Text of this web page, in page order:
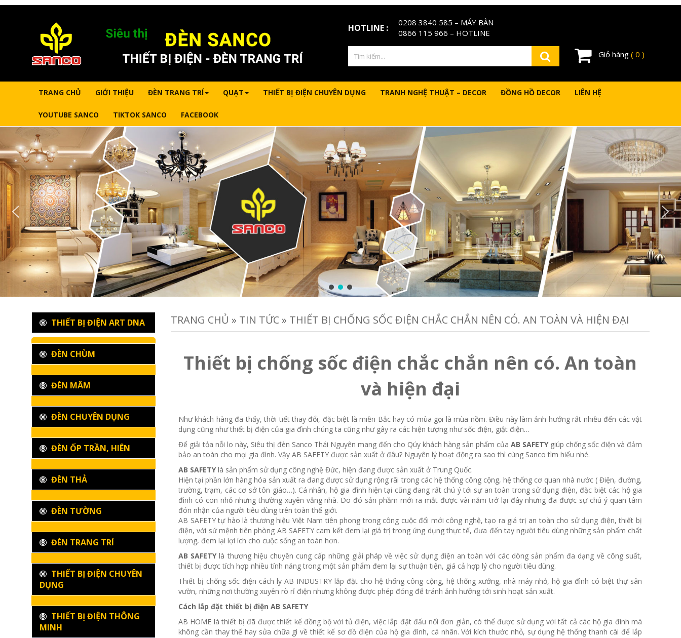
HOTLINE : 0208 3840 585 – MÁY BÀN
0866 115 966 – HOTLINE
Giỏ hàng ( 0 )
TRANG CHỦ GIỚI THIỆU ĐÈN TRANG TRÍ QUẠT THIẾT BỊ ĐIỆN CHUYÊN DỤNG TRANH NGHỆ THUẬT – DECOR ĐỒNG HỒ DECOR LIÊN HỆ
YOUTUBE SANCO TIKTOK SANCO FACEBOOK
TRANG CHỦ » TIN TỨC» THIẾT BỊ CHỐNG SỐC ĐIỆN CHẮC CHẮN NÊN CÓ. AN TOÀN VÀ HIỆN ĐẠI
Thiết bị chống sốc điện chắc chắn nên có. An toàn
và hiện đại
Như khách hàng đã thấy, thời tiết thay đổi, đặc biệt là miền Bắc hay có mùa gọi là mùa nồm. Điều này làm ảnh hưởng rất nhiều đến các vật
dụng cũng như thiết bị điện của gia đình chúng ta cũng như gây ra các hiện tượng như sốc điện, giật điện…
Để giải tỏa nỗi lo này, Siêu thị đèn Sanco Thái Nguyên mang đến cho Qúy khách hàng sản phẩm của AB SAFETY giúp chống sốc điện và đảm
bảo an toàn cho mọi gia đình. Vậy AB SAFETY được sản xuất ở đâu? Nguyên lý hoạt động ra sao thì cùng Sanco tìm hiểu nhé.
AB SAFETYlà sản phẩm sử dụng công nghệ Đức, hiện đang được sản xuất ở Trung Quốc.
Hiện tại phần lớn hàng hóa sản xuất ra đang được sử dụng rộng rãi trong các hệ thống công cộng, hệ thống cơ quan nhà nước ( Điện, đường,
trường, trạm, các cơ sở tôn giáo…). Cá nhân, hộ gia đình hiện tại cũng đang rất chú ý tới sự an toàn trong sử dụng điện, đặc biệt các hộ gia
đình có con nhỏ nhưng thường xuyên vắng nhà. Do đó sản phầm mới ra mắt được vài năm trở lại đây nhưng đã được sự chú ý quan tâm
đón nhận của người tiêu dùng trên toàn thế giới.
AB SAFETY tự hào là thương hiệu Việt Nam tiên phong trong công cuộc đổi mới công nghệ, tạo ra giá trị an toàn cho sử dụng điện, thiết bị
điện, với sứ mệnh tiên phòng AB SAFETY cam kết đem lại giá trị trong ứng dụng thực tế, đưa đến tay người tiêu dùng những sản phẩm chất
lượng, đem lại lợi ích cho cuộc sống an toàn hơn.
AB SAFETYlà thương hiệu chuyên cung cấp những giải pháp về việc sử dụng điện an toàn với các dòng sản phẩm đa dạng về công suất,
thiết bị được tích hợp nhiều tính năng trong một sản phẩm đem lại sự thuận tiện, giá cả hợp lý cho người tiêu dùng.
Thiết bị chống sốc điện cách ly AB INDUSTRY lắp đặt cho hệ thống công cộng, hệ thống xưởng, nhà máy nhỏ, hộ gia đình có biệt thự sân
vườn, những nơi thường xuyên rò rỉ điện nhưng không được phép đóng để tránh ảnh hưởng tới sinh hoạt sản xuất.
Cách lắp đặt thiết bị điện AB SAFETY
AB HOME là thiết bị đã được thiết kế đồng bộ với tủ điện, việc lắp đặt đấu nối đơn giản, có thể được sử dụng với tất cả các hộ gia đình mà
không cần thay thế hay sửa chữa gì về thiết kế sơ đồ điện của hộ gia đình, cá nhân. Với kích thước nhỏ, sự dụng hệ thống thanh cài để lắp
THIẾT BỊ ĐIỆN ART DNA
ĐÈN CHÙM
ĐÈN MÂM
ĐÈN CHUYÊN DỤNG
ĐÈN ỐP TRẦN, HIÊN
ĐÈN THẢ
ĐÈN TƯỜNG
ĐÈN TRANG TRÍ
THIẾT BỊ ĐIỆN CHUYÊN
DỤNG
THIẾT BỊ ĐIỆN THÔNG
MINH